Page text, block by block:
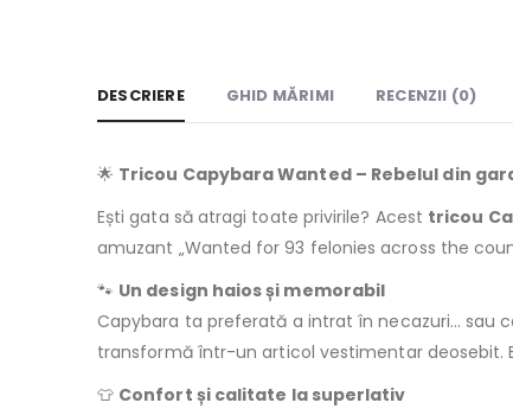
DESCRIERE GHID MĂRIMI RECENZII (0)
🌟 Tricou Capybara Wanted – Rebelul din
Ești gata să atragi toate privirile? Acest tricou
amuzant „Wanted for 93 felonies across the
🐾 Un design haios și memorabil
Capybara ta preferată a intrat în necazuri… sau
transformă într-un articol vestimentar deosebit.
👕 Confort și calitate la superlativ